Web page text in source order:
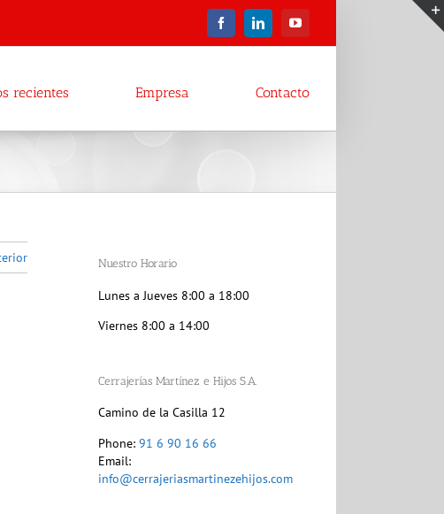
FacebookLinkedInYouTube
recientes Empresa Contacto
Nuestro Horario
Lunes a Jueves 8:00 a 18:00
Viernes 8:00 a 14:00
Cerrajerías Martínez e Hijos S.A.
Camino de la Casilla 12
Phone: 91 6 90 16 66
Email:
info@cerrajeriasmartinezehijos.com